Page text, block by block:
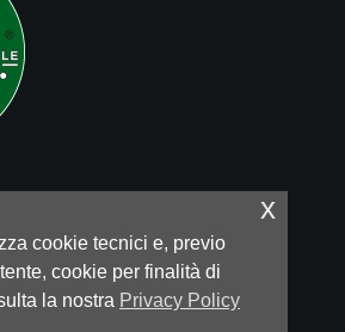
cookie tecnici e, previo
cookie per finalità di
la nostra Privacy Policy
x